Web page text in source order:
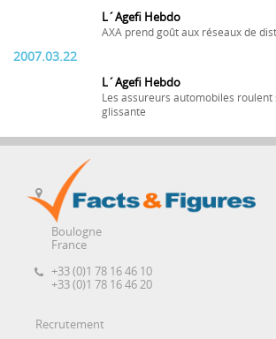
L´Agefi Hebdo
AXA prend goût aux réseaux de
2007.03.22
L´Agefi Hebdo
Les assureurs automobiles roulent
glissante
Boulogne
France
+33 (0)1 78 16 46 10
+33 (0)1 78 16 46 20
Recrutement